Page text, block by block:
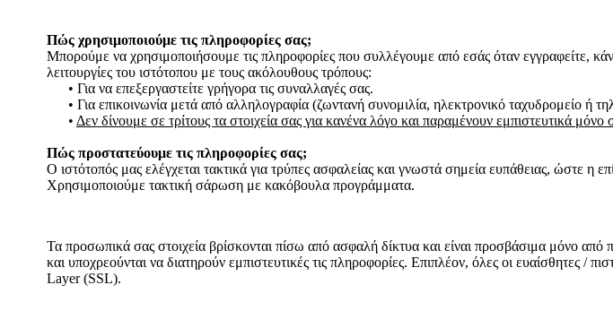
Πώς χρησιμοποιούμε τις πληροφορίες σας;
Μπορούμε να χρησιμοποιήσουμε τις πληροφορίες που συλλέγουμε από εσάς όταν εγγραφείτε,
λειτουργίες του ιστότοπου με τους ακόλουθους τρόπους:
• Για να επεξεργαστείτε γρήγορα τις συναλλαγές σας.
• Για επικοινωνία μετά από αλληλογραφία (ζωντανή συνομιλία, ηλεκτρονικό ταχυδρομείο ή
• Δεν δίνουμε σε τρίτους τα στοιχεία σας για κανένα λόγο και παραμένουν εμπιστευτικά μόνο
Πώς προστατεύουμε τις πληροφορίες σας;
Ο ιστότοπός μας ελέγχεται τακτικά για τρύπες ασφαλείας και γνωστά σημεία ευπάθειας, ώστε η
Χρησιμοποιούμε τακτική σάρωση με κακόβουλα προγράμματα.
Τα προσωπικά σας στοιχεία βρίσκονται πίσω από ασφαλή δίκτυα και είναι προσβάσιμα μόνο
και υποχρεούνται να διατηρούν εμπιστευτικές τις πληροφορίες. Επιπλέον, όλες οι ευαίσθητες /
Layer (SSL).